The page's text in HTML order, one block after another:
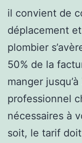
il convient de
déplacement
plombier
50% de la
manger
professionnel
nécessaires à
soit, le tarif